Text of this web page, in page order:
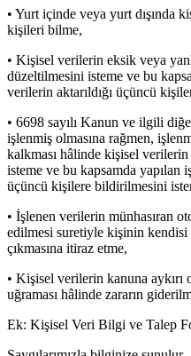
• Yurt içinde veya yurt dışında
kişileri bilme,
• Kişisel verilerin eksik veya
düzeltilmesini isteme ve bu
verilerin aktarıldığı üçüncü
• 6698 sayılı Kanun ve ilgili
işlenmiş olmasına rağmen,
kalkması hâlinde kişisel
isteme ve bu kapsamda yapılan
üçüncü kişilere bildirilmesini
• İşlenen verilerin münhasıran
edilmesi suretiyle kişinin
çıkmasına itiraz etme,
• Kişisel verilerin kanuna aykırı
uğraması hâlinde zararın
Ek: Kişisel Veri Bilgi ve Talep